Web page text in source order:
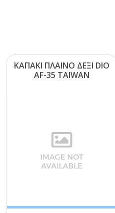
ΚΑΠΑΚΙ ΠΛΑΙΝΟ ΔΕΞΙ DΙΟ
ΑF-35 ΤΑΙWΑΝ